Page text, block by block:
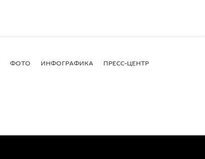
ФОТО ИНФОГРАФИКА ПРЕСС-ЦЕНТР